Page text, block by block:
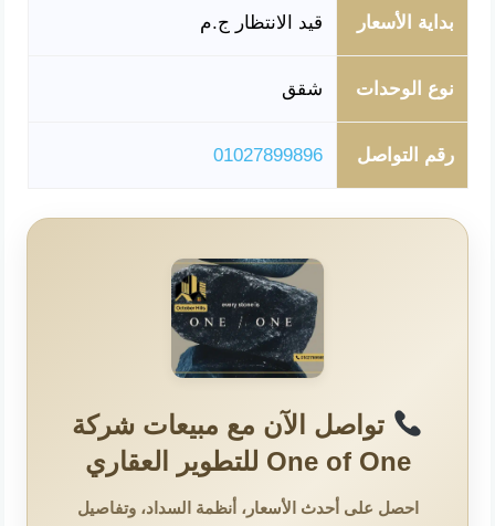
بداية الأسعار قيد الانتظار ج.م
نوع الوحدات شقق
رقم التواصل 01027899896
تواصل الآن مع مبيعات شركة
One of One للتطوير العقاري
احصل على أحدث الأسعار، أنظمة السداد، وتفاصيل